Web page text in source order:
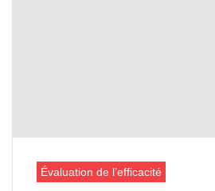
Évaluation de l’efficacité